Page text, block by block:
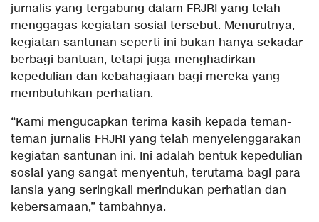
jurnalis yang tergabung dalam FRJRI yang telah
menggagas kegiatan sosial tersebut. Menurutnya,
kegiatan santunan seperti ini bukan hanya sekadar
berbagi bantuan, tetapi juga menghadirkan
kepedulian dan kebahagiaan bagi mereka yang
membutuhkan perhatian.
“Kami mengucapkan terima kasih kepada teman-
teman jurnalis FRJRI yang telah menyelenggarakan
kegiatan santunan ini. Ini adalah bentuk kepedulian
sosial yang sangat menyentuh, terutama bagi para
lansia yang seringkali merindukan perhatian dan
kebersamaan,” tambahnya.